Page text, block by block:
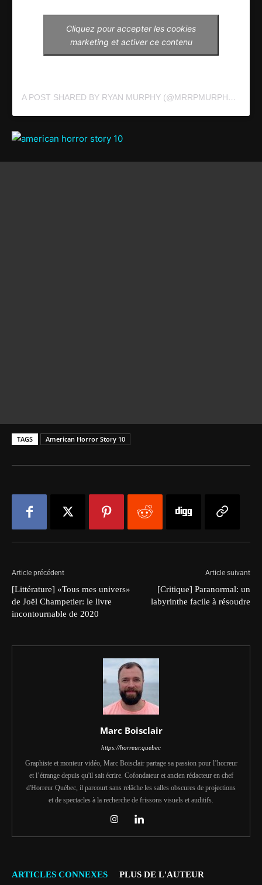
A POST SHARED BY RYAN MURPHY (@MRRPMURPHY)
Cliquez pour accepter les cookies
marketing et activer ce contenu
TAGS American Horror Story 10
Article précédent
[Littérature] «Tous mes univers»
de Joël Champetier: le livre
incontournable de 2020
Article suivant
[Critique] Paranormal: un
labyrinthe facile à résoudre
Marc Boisclair
https://horreur.quebec
Graphiste et monteur vidéo, Marc Boisclair partage sa passion pour l’horreur
et l’étrange depuis qu'il sait écrire. Cofondateur et ancien rédacteur en chef
d'Horreur Québec, il parcourt sans relâche les salles obscures de projections
et de spectacles à la recherche de frissons visuels et auditifs.
ARTICLES CONNEXES PLUS DE L'AUTEUR